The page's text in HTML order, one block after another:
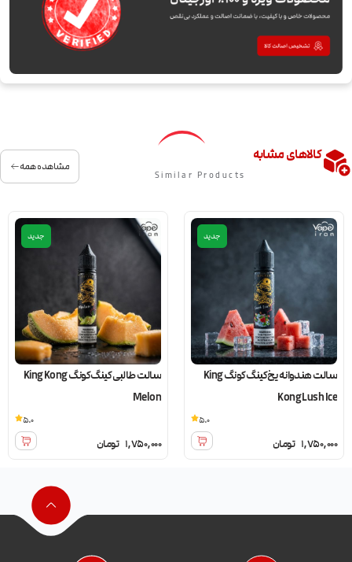
کالاهای مشابه
Similar Products
مشاهده همه
جدید
سالت هندوانه یخ کینگ کونگ King
Kong Lush Ice
1,750,000 تومان
5.0
جدید
سالت طالبی کینگ کونگ King Kong
Melon
1,750,000 تومان
5.0